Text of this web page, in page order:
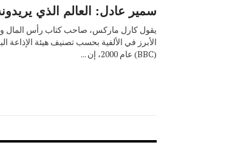
سمير عادل: العالم الذي
يقول كارل ماركس، صاحب كتاب رأس المال
الأبرز في الألفية بحسب تصنيف هيئة الإذاعة
(BBC) عام 2000، إن ...